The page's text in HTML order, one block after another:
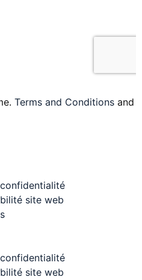
Terms and Conditions and
confidentialité
site web
confidentialité
site web